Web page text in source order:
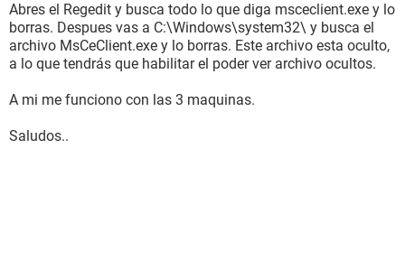
Abres el Regedit y busca todo lo que diga msceclient.exe y lo
borras. Despues vas a C:\Windows\system32\ y busca el
archivo MsCeClient.exe y lo borras. Este archivo esta oculto,
a lo que tendrás que habilitar el poder ver archivo ocultos.
A mi me funciono con las 3 maquinas.
Saludos..